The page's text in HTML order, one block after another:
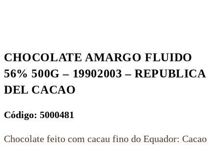
CHOCOLATE AMARGO FLUIDO
56% 500G – 19902003 – REPUBLICA
DEL CACAO
Código: 5000481
Chocolate feito com cacau fino do Equador: Cacao